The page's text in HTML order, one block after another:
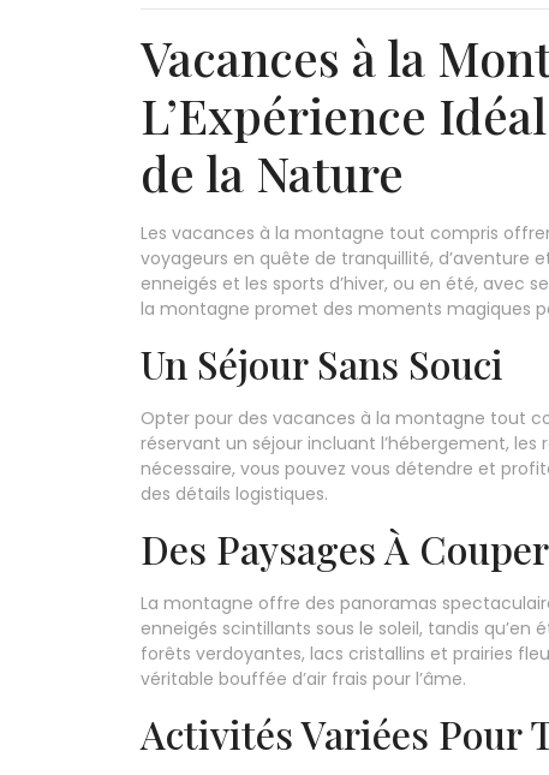
Vacances à la
L’Expérience
de la Nature
Les vacances à la montagne tout compris
voyageurs en quête de tranquillité, d’aventure
enneigés et les sports d’hiver, ou en été, avec
la montagne promet des moments magiques
Un Séjour Sans Souci
Opter pour des vacances à la montagne tout
réservant un séjour incluant l’hébergement,
nécessaire, vous pouvez vous détendre et
des détails logistiques.
Des Paysages À
La montagne offre des panoramas
enneigés scintillants sous le soleil, tandis
forêts verdoyantes, lacs cristallins et prairies
véritable bouffée d’air frais pour l’âme.
Activités Variées Pour